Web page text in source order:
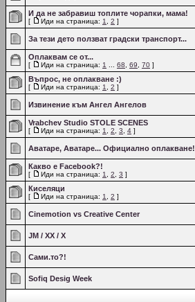
И да не забравиш топлите чорапки, мама!
[ Иди на страница: 1 2 ]
За тези дето ползват градски транспорт...
Оплаквам се от...
[ Иди на страница: 1 68 69 70 ]
Въпрос, не оплакване :)
[ Иди на страница: 1 2 ]
Извинение към Ангел Ангелов
Vrabchev Studio STOLE SCENES
[ Иди на страница: 1 2 3 4 ]
Аватаре, Аватаре... Официално оплакване!
Какво е Facebook?!
[ Иди на страница: 1 2 3 ]
Киселяци
[ Иди на страница: 1 2 ]
Cinemotion vs Creative Center
JM / XX / X
Сами.то?!
Sofiq Desig Week